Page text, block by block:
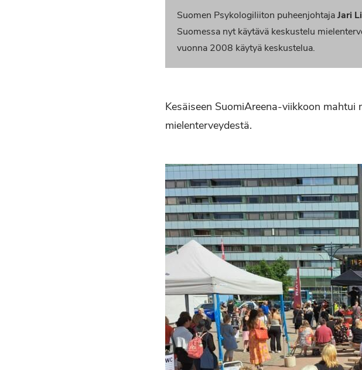
Suomen Psykologiliiton puheenjohtajaJari
Suomessa nyt käytävä keskustelu
vuonna 2008 käytyä keskustelua.
Kesäiseen SuomiAreena-viikkoon
mielenterveydestä.